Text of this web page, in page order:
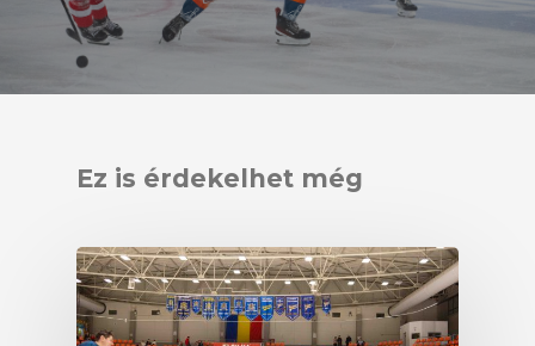
Ez is érdekelhet még